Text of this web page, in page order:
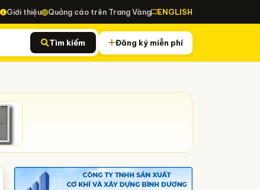
Giới thiệu Quảng cáo trên Trang Vàng ENGLISH
Tìm kiếm Đăng ký miễn phí